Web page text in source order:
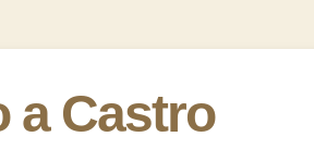
Castro
a Castro